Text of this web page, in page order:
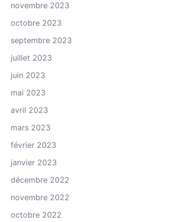
novembre 2023
octobre 2023
septembre 2023
juillet 2023
juin 2023
mai 2023
avril 2023
mars 2023
février 2023
janvier 2023
décembre 2022
novembre 2022
octobre 2022